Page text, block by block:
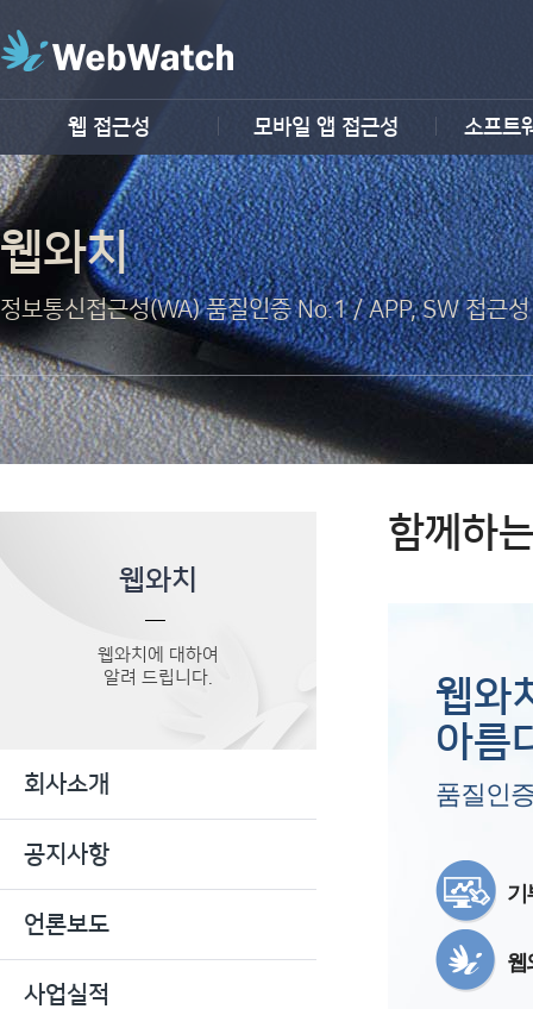
웹 접근성 모바일 앱 접근성 소프트
웹와치
정보통신접근성(WA) 품질인증 No.1 / APP, SW 접근
웹와치
웹와치에 대하여
알려 드립니다.
회사소개
공지사항
언론보도
사업실적
함께하
웹와
아름
품질인
기
웹